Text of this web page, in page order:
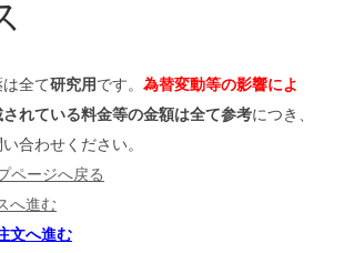
全て研究用です。 為替変動等の影響によ
れている料金等の金額は全て参考につき、
合わせください。
ページへ戻る
へ進む
文へ進む